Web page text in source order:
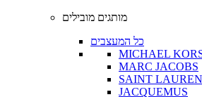
מותגים מובילים
כל המעצבים
MICHAEL
MARC JACOBS
SAINT
JACQUEMUS